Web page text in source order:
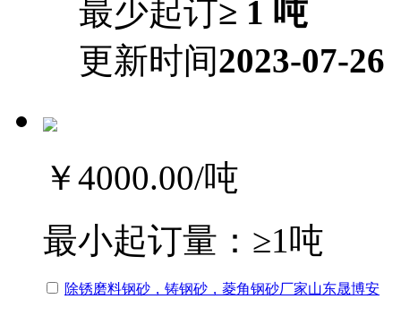
最少起订≥ 1 吨
更新时间2023-07-26
￥4000.00/吨
最小起订量： ≥1吨
除锈磨料钢砂，铸钢砂，菱角钢砂厂家山东晟博安